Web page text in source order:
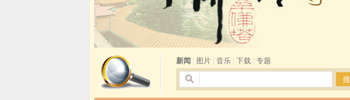
[法讯]
2015-3-26师父于法堂对大众的开示
[法讯]
广东千佛塔寺云门佛学院女众部 2016年招生简章
[法讯]
恭请海涛法师莅临千佛塔寺弘法
[法讯] 2014年七月大法会 祈福息灾地藏七 冥阳两利普渡群蒙盂兰盆
新闻 图片| 音乐| 下载| 专题